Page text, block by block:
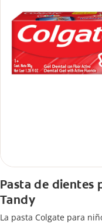
Pasta de dientes
Tandy
La pasta Colgate para